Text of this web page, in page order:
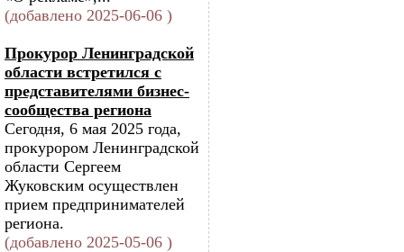
(добавлено 2025-06-06 )
Прокурор Ленинградской
области встретился с
представителями бизнес-
сообщества региона
Сегодня, 6 мая 2025 года,
прокурором Ленинградской
области Сергеем
Жуковским осуществлен
прием предпринимателей
региона.
(добавлено 2025-05-06 )